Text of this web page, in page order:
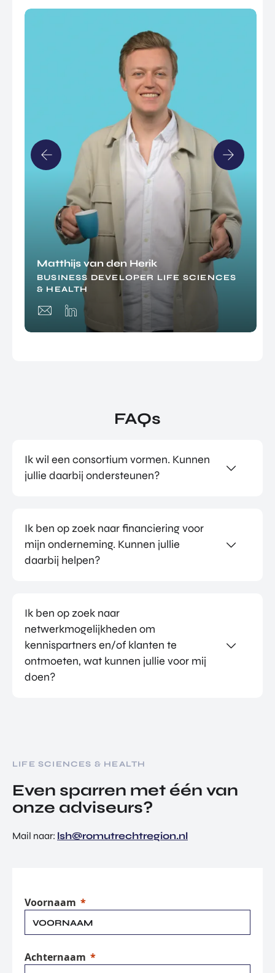
Matthijs van den Herik
BUSINESS DEVELOPER LIFE SCIENCES
& HEALTH
FAQs
Ik wil een consortium vormen. Kunnen
jullie daarbij ondersteunen?
Ik ben op zoek naar financiering voor
mijn onderneming. Kunnen jullie
daarbij helpen?
Ik ben op zoek naar
netwerkmogelijkheden om
kennispartners en/of klanten te
ontmoeten, wat kunnen jullie voor mij
doen?
LIFE SCIENCES & HEALTH
Even sparren met één van
onze adviseurs?
Mail naar: lsh@romutrechtregion.nl
Voornaam
Achternaam